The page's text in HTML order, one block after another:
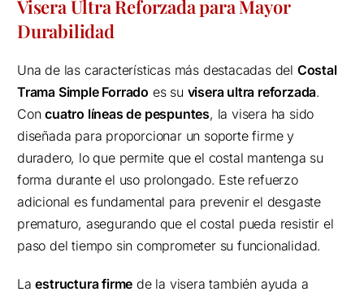
Visera Ultra Reforzada para Mayor
Durabilidad
Una de las características más destacadas del Costal
Trama Simple Forrado es su visera ultra reforzada.
Concuatro líneas de pespuntes, la visera ha sido
diseñada para proporcionar un soporte firme y
duradero, lo que permite que el costal mantenga su
forma durante el uso prolongado. Este refuerzo
adicional es fundamental para prevenir el desgaste
prematuro, asegurando que el costal pueda resistir el
paso del tiempo sin comprometer su funcionalidad.
Laestructura firme de la visera también ayuda a